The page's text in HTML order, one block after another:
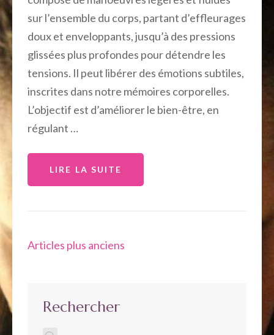
sur l’ensemble du corps, partant d’effleurages
doux et enveloppants, jusqu’à des pressions
glissées plus profondes pour détendre les
tensions. Il peut libérer des émotions subtiles,
inscrites dans notre mémoires corporelles.
L’objectif est d’améliorer le bien-être, en
régulant …
LIRE LA SUITE
Navigation
Articles plus anciens
Rechercher